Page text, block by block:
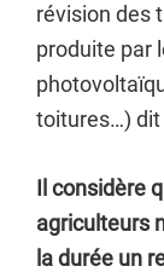
révision des
produite par
toitures…) dit
Il considère
agriculteurs
la durée un